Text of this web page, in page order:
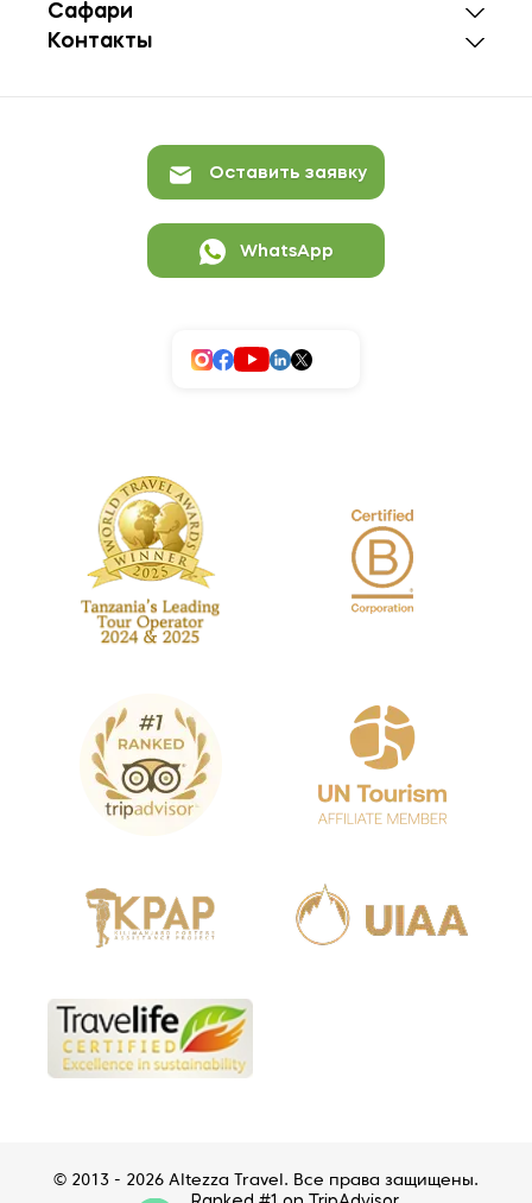
Сафари
Контакты
Оставить заявку
WhatsApp
© 2013 - 2026 Altezza Travel. Все права защищены.